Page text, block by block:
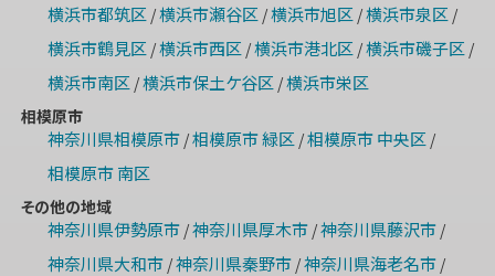
横浜市都筑区 /横浜市瀬谷区 /横浜市旭区 /横浜市泉区 /
横浜市鶴見区 /横浜市西区 /横浜市港北区 /横浜市磯子区 /
横浜市南区 /横浜市保土ケ谷区 /横浜市栄区
相模原市
神奈川県相模原市/相模原市 緑区 /相模原市 中央区 /
相模原市 南区
その他の地域
神奈川県伊勢原市/神奈川県厚木市/神奈川県藤沢市/
神奈川県大和市/神奈川県秦野市/神奈川県海老名市/